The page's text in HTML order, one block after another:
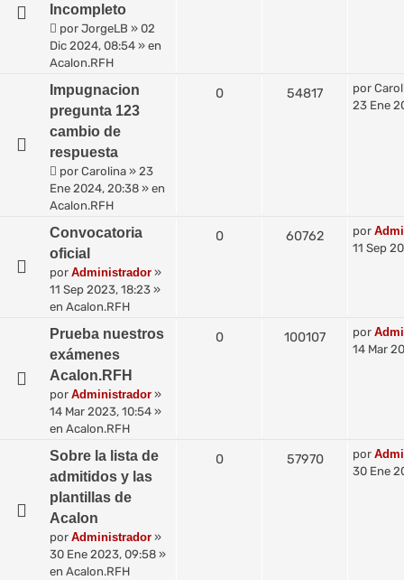
Incompleto
por JorgeLB » 02
Dic 2024, 08:54 » en
Acalon.RFH
Impugnacion
pregunta 123
cambio de
respuesta
por Carolina » 23
Ene 2024, 20:38 » en
Acalon.RFH
0 54817 por
23 Ene
Convocatoria
oficial
por Administrador »
11 Sep 2023, 18:23 »
en Acalon.RFH
0 60762 por
11 Sep
Prueba nuestros
exámenes
Acalon.RFH
por Administrador »
14 Mar 2023, 10:54 »
en Acalon.RFH
0 100107 por
14 Mar
Sobre la lista de
admitidos y las
plantillas de
Acalon
por Administrador »
30 Ene 2023, 09:58 »
en Acalon.RFH
0 57970 por
30 Ene